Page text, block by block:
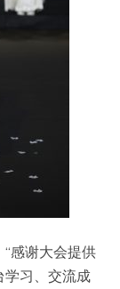
感谢大会提供
学习、交流成